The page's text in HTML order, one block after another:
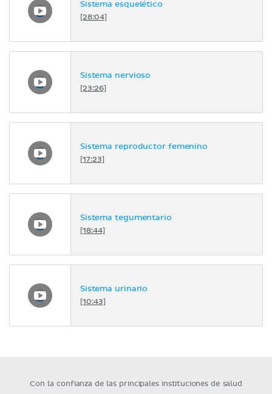
Sistema esquelético
[28:04]
Sistema nervioso
[23:26]
Sistema reproductor femenino
[17:23]
Sistema tegumentario
[18:44]
Sistema urinario
[10:43]
Con la confianza de las principales instituciones de salud